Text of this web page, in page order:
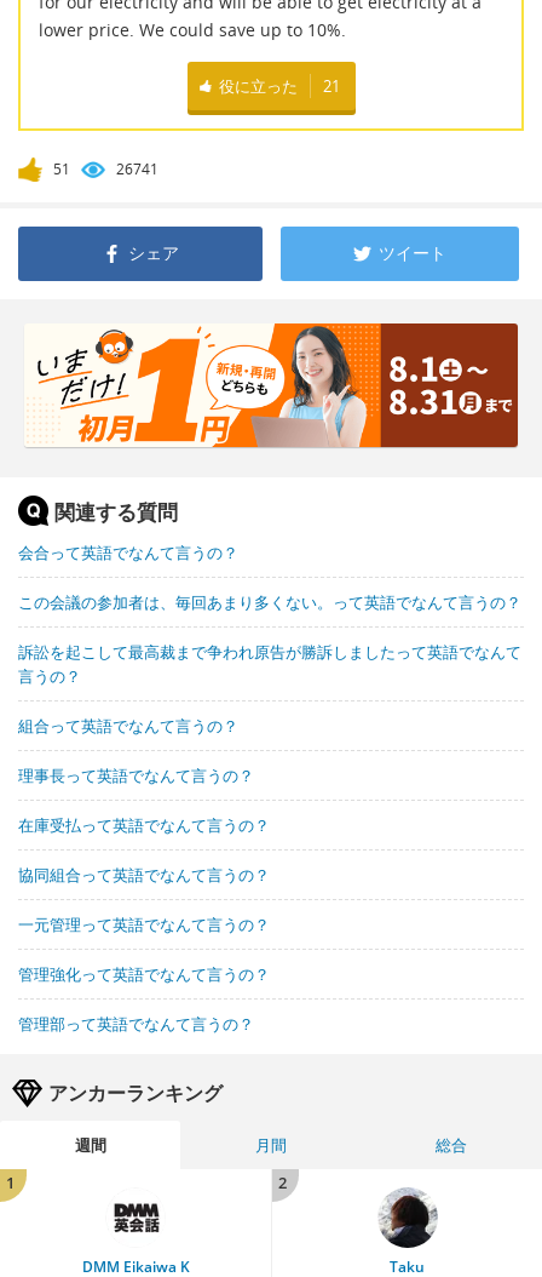
lower price. We could save up to 10%.
役に立った 21
51 26741
シェア ツイート
関連する質問
会合って英語でなんて言うの？
この会議の参加者は、毎回あまり多くない。って英語でなんて言うの？
訴訟を起こして最高裁まで争われ原告が勝訴しましたって英語でなんて
言うの？
組合って英語でなんて言うの？
理事長って英語でなんて言うの？
在庫受払って英語でなんて言うの？
協同組合って英語でなんて言うの？
一元管理って英語でなんて言うの？
管理強化って英語でなんて言うの？
管理部って英語でなんて言うの？
アンカーランキング
週間 月間
総合
1
DMM Eikaiwa K
2
Taku